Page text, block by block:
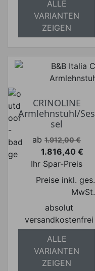
ALLE
VARIANTEN
ZEIGEN
CRINOLINE
Armlehnstuhl/Ses
sel
Verkaufspreis
ab 1.912,00 €
Preis
1.816,40 €
Ihr Spar-Preis
Preise inkl. ges.
MwSt.
absolut
versandkostenfrei
ALLE
VARIANTEN
ZEIGEN